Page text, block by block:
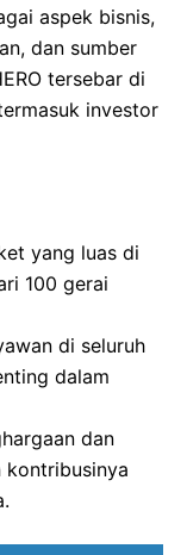
aspek bisnis,
dan sumber
tersebar di
investor
yang luas di
100 gerai
di seluruh
dalam
dan
kontribusinya